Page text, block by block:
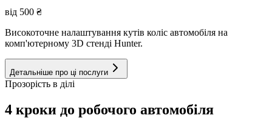
від 500 ₴
Високоточне налаштування кутів коліс автомобіля на
комп'ютерному 3D стенді Hunter.
Детальніше про ці послуги
Прозорість в ділі
4 кроки до робочого автомобіля